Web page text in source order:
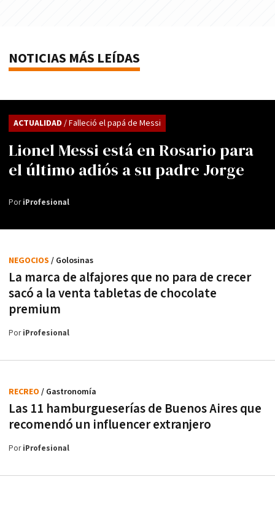
NOTICIAS MÁS LEÍDAS
Lionel Messi está en Rosario para
el último adiós a su padre Jorge
ACTUALIDAD / Falleció el papá de Messi
PoriProfesional
La marca de alfajores que no para de crecer
sacó a la venta tabletas de chocolate
premium
NEGOCIOS / Golosinas
PoriProfesional
Las 11 hamburgueserías de Buenos Aires que
recomendó un influencer extranjero
RECREO / Gastronomía
PoriProfesional